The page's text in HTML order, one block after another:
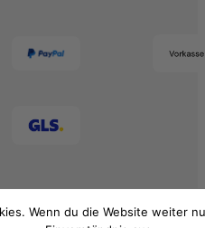
Wenn du die Website weiter